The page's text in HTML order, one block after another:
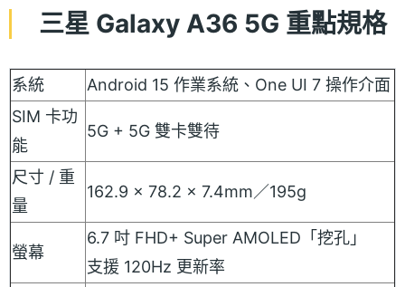
三星 Galaxy A36 5G 重點規格
系統
Android 15 作業系統、One UI 7 操作介面
SIM 卡功
能
5G + 5G 雙卡雙待
尺寸 / 重
量
162.9 x 78.2 x 7.4mm／195g
螢幕
6.7 吋 FHD+ Super AMOLED「挖孔」
支援 120Hz 更新率